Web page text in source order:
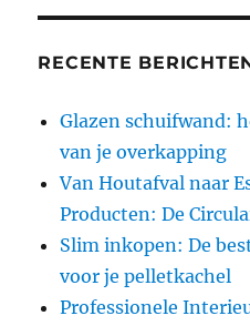
RECENTE
Glazen schuifwand:
van je overkapping
Van Houtafval naar
Producten: De
Slim inkopen: De
voor je pelletkachel
Professionele